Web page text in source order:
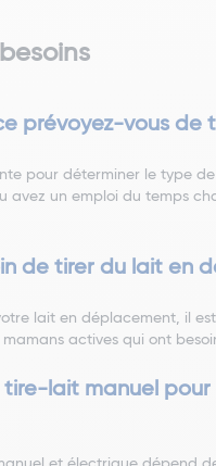
prévoyez-vous de
pour déterminer le type
avez un emploi du temps
de tirer du lait en
lait en déplacement, il
actives qui ont
tire-lait manuel